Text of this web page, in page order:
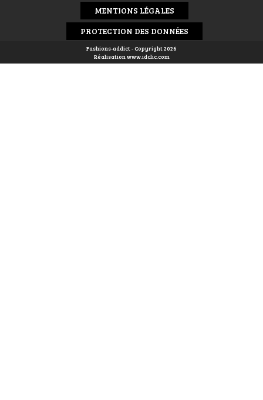
MENTIONS LÉGALES
PROTECTION DES DONNÉES
Fashions-addict - Copyright 2026
Réalisation www.idclic.com